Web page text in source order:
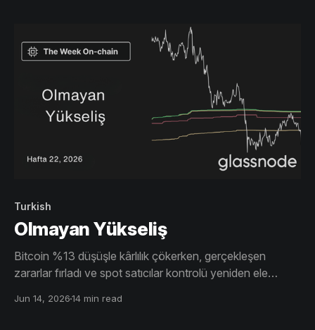
Turkish
Olmayan Yükseliş
Bitcoin %13 düşüşle kârlılık çökerken, gerçekleşen
zararlar fırladı ve spot satıcılar kontrolü yeniden ele
sonrası hâlâ zararda kalırken, opsiyon piyasaları yüksek
Jun 14, 202614 min read